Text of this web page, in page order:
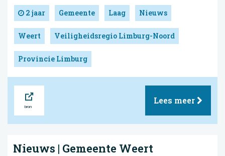
2 jaar Gemeente Laag Nieuws
Weert Veiligheidsregio Limburg-Noord
Provincie Limburg
Lees meer
Nieuws | Gemeente Weert